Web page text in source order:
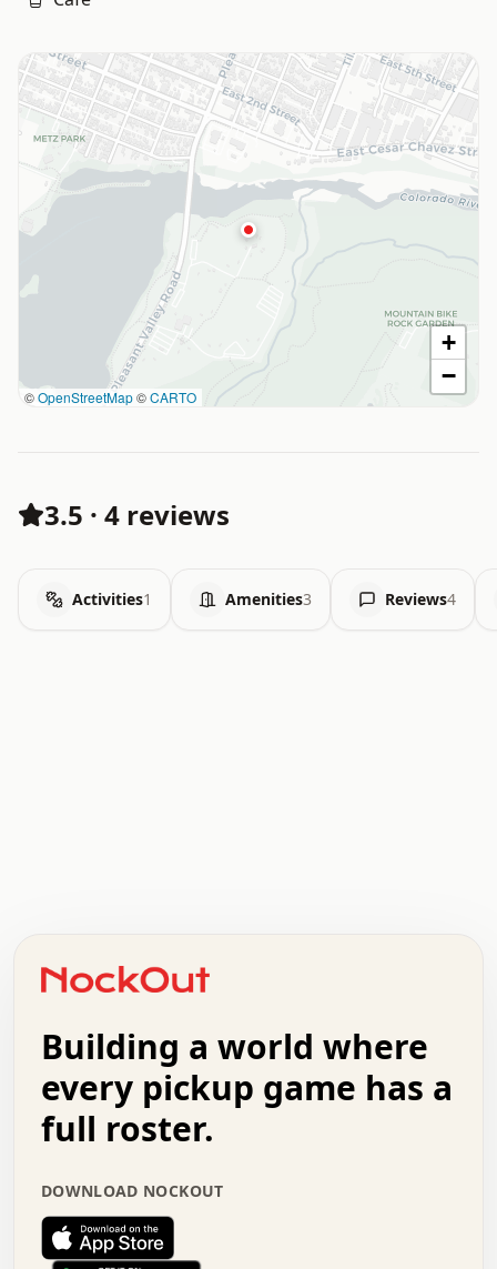
©OpenStreetMap©CARTO
+
−
3.5 · 4 reviews
Activities1 Amenities3 Reviews4
+   .   .   .   .   .   .   .   .   .   +   .   .
.   .   .   .   .   .   .   .   .   .   .   :   .
.   .   .   .   +   .   .   .   .   .   .   .   +
.   :   .   .   .   .   .   .   .   .   o   .   .
.   .   x   .   .   .   .   .   .   :   .   .   o
.   .   .   .   :   .   .   .   .   o   .   .   .
.   .   .   .   .   .   .   :   .   .   .   .   .
.   .   .   .   .   .   .   +   .   .   x   .   .
.   .   .   .   .   :   +   .   .   .   .   .   o
.   .   .   .   .   .   .   .   .   .   .   .   .
Building a world where
every pickup game has a
full roster.
DOWNLOAD NOCKOUT